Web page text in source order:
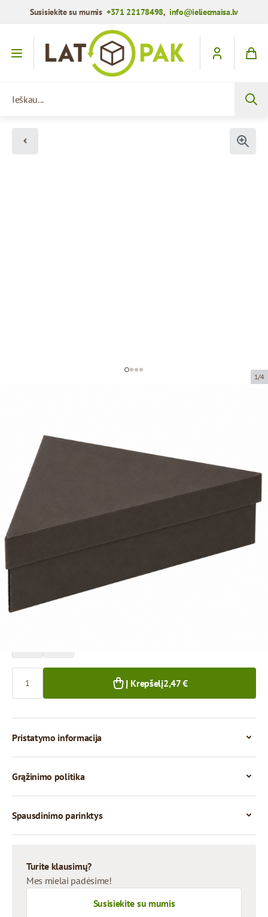
Susisiekite su mumis+371 22178498, info@ieliecmaisa.lv
1/4
Prekės kodas:KM284
Dydis:
Medžiaga:
Storis:
Prekės negalima atsiimti atsiėmimo punkte.
Kaina už 1 vienetą
1+ vnt.
2,23 €
Į Krepšelį2,47 €
Pristatymo informacija
Grąžinimo politika
Spausdinimo parinktys
Turite klausimų?
Mes mielai padėsime!
Susisiekite su mumis